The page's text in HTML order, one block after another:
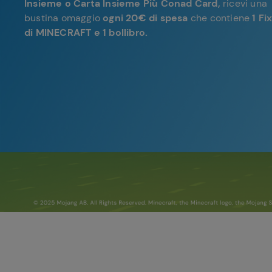
Insieme o Carta Insieme Più Conad Card, ricevi una
bustina omaggio ogni 20€ di spesa che contiene1
di MINECRAFT e 1 bollibro.